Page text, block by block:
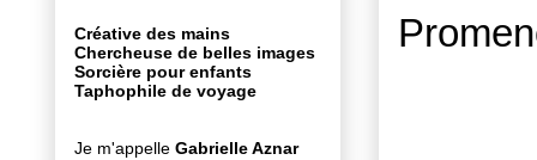
Créative des mains
Chercheuse de belles images
Sorcière pour enfants
Taphophile de voyage
Je m'appelle Gabrielle Aznar